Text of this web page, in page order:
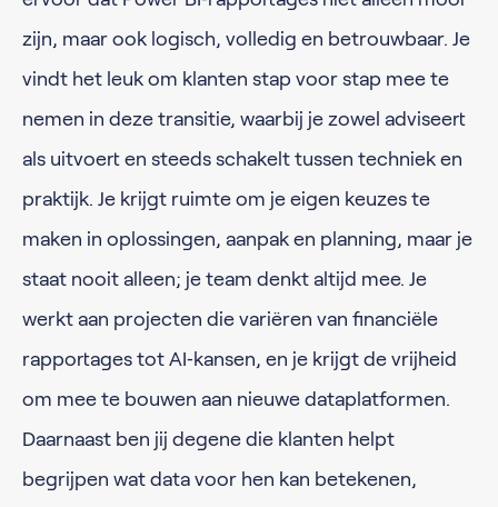
zijn, maar ook logisch, volledig en betrouwbaar. Je
vindt het leuk om klanten stap voor stap mee te
nemen in deze transitie, waarbij je zowel adviseert
als uitvoert en steeds schakelt tussen techniek en
praktijk. Je krijgt ruimte om je eigen keuzes te
maken in oplossingen, aanpak en planning, maar je
staat nooit alleen; je team denkt altijd mee. Je
werkt aan projecten die variëren van financiële
rapportages tot AI‑kansen, en je krijgt de vrijheid
om mee te bouwen aan nieuwe dataplatformen.
Daarnaast ben jij degene die klanten helpt
begrijpen wat data voor hen kan betekenen,